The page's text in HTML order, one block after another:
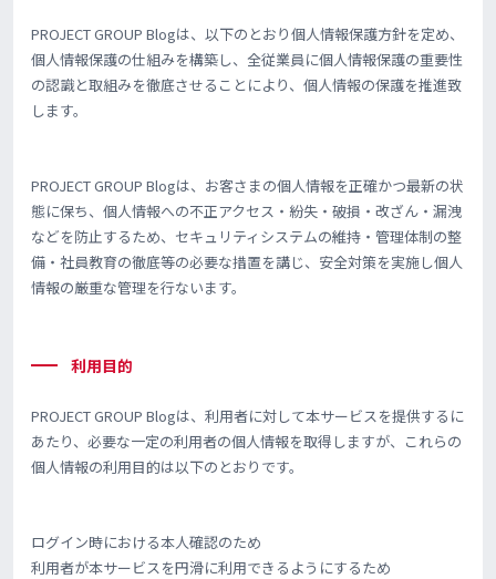
PROJECT GROUP Blogは、以下のとおり個人情報保護方針を定め、
個人情報保護の仕組みを構築し、全従業員に個人情報保護の重要性
の認識と取組みを徹底させることにより、個人情報の保護を推進致
します。
PROJECT GROUP Blogは、お客さまの個人情報を正確かつ最新の状
態に保ち、個人情報への不正アクセス・紛失・破損・改ざん・漏洩
などを防止するため、セキュリティシステムの維持・管理体制の整
備・社員教育の徹底等の必要な措置を講じ、安全対策を実施し個人
情報の厳重な管理を行ないます。
利用目的
PROJECT GROUP Blogは、利用者に対して本サービスを提供するに
あたり、必要な一定の利用者の個人情報を取得しますが、これらの
個人情報の利用目的は以下のとおりです。
ログイン時における本人確認のため
利用者が本サービスを円滑に利用できるようにするため